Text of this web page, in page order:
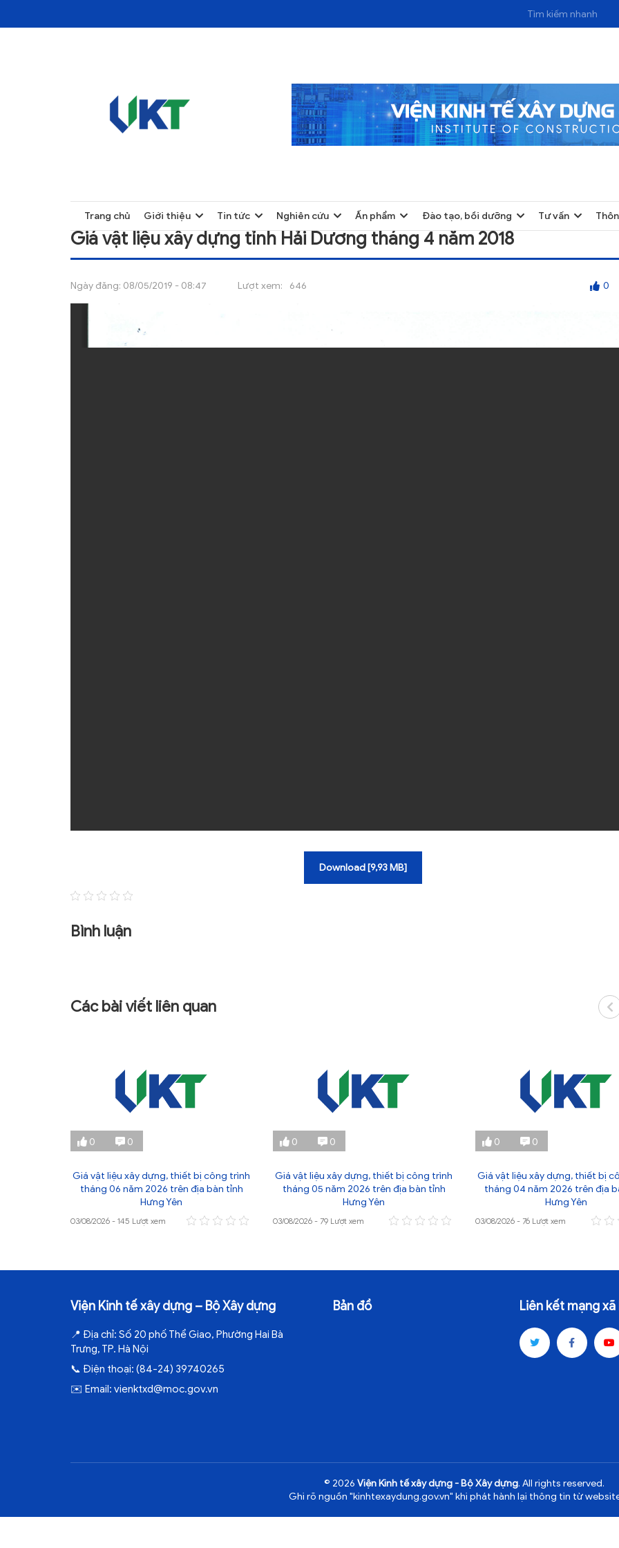
NGHIÊN CỨU
ĐÀO TẠO, BỒI DƯỠNG
Trang chủ Giới thiệu Tin tức Nghiên cứu Ấn phẩm Đào tạo, bồi dưỡng Tư vấn
Giá vật liệu xây dựng tỉnh Hải Dương tháng 4 năm 2018
Ngày đăng: 08/05/2019 - 08:47 Lượt xem: 646 0
Download [9,93 MB]
Bình luận
Các bài viết liên quan
0 0
Giá vật liệu xây dựng, thiết bị công trình
tháng 06 năm 2026 trên địa bàn tỉnh
Hưng Yên
03/08/2026 - 145 Lượt xem
0 0
Giá vật liệu xây dựng, thiết bị công trình
tháng 05 năm 2026 trên địa bàn tỉnh
Hưng Yên
03/08/2026 - 79 Lượt xem
0 0
Giá vật liệu xây dựng, thiết bị
tháng 04 năm 2026 trên địa
Hưng Yên
03/08/2026 - 76 Lượt xem
Viện Kinh tế xây dựng – Bộ Xây dựng
📍 Địa chỉ: Số 20 phố Thể Giao, Phường Hai Bà
Trưng, TP. Hà Nội
📞 Điện thoại: (84-24) 39740265
✉️ Email: vienktxd@moc.gov.vn
Bản đồ Liên kết mạng xã
© 2026 Viện Kinh tế xây dựng - Bộ Xây dựng. All rights reserved.
Ghi rõ nguồn "kinhtexaydung.gov.vn" khi phát hành lại thông tin từ